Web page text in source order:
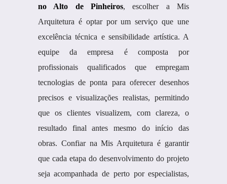
no Alto de Pinheiros, escolher a Mis
Arquitetura é optar por um serviço que une
excelência técnica e sensibilidade artística. A
equipe da empresa é composta por
profissionais qualificados que empregam
tecnologias de ponta para oferecer desenhos
precisos e visualizações realistas, permitindo
que os clientes visualizem, com clareza, o
resultado final antes mesmo do início das
obras. Confiar na Mis Arquitetura é garantir
que cada etapa do desenvolvimento do projeto
seja acompanhada de perto por especialistas,